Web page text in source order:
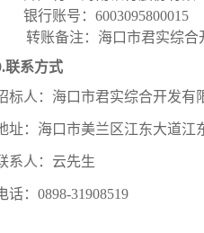
银行账号： 6003095800015
转账备注： 海口市君实综合
联系方式
标人 ： 海口市君实综合开发有
址： 海口市美兰区江东大道江
系人： 云先生
话： 0898-31908519